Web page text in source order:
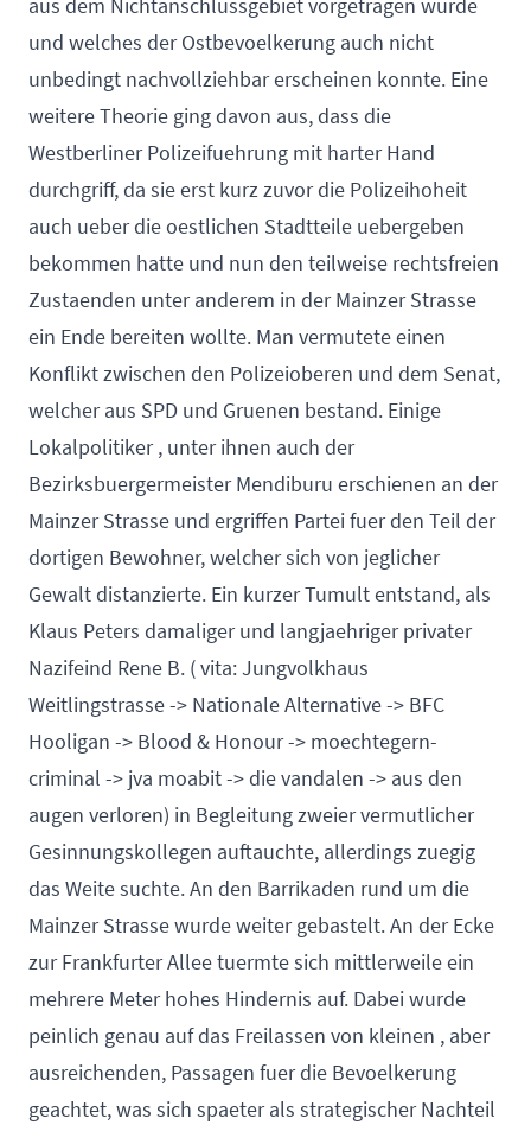
und welches der Ostbevoelkerung auch nicht
unbedingt nachvollziehbar erscheinen konnte. Eine
weitere Theorie ging davon aus, dass die
Westberliner Polizeifuehrung mit harter Hand
durchgriff, da sie erst kurz zuvor die Polizeihoheit
auch ueber die oestlichen Stadtteile uebergeben
bekommen hatte und nun den teilweise rechtsfreien
Zustaenden unter anderem in der Mainzer Strasse
ein Ende bereiten wollte. Man vermutete einen
Konflikt zwischen den Polizeioberen und dem Senat,
welcher aus SPD und Gruenen bestand. Einige
Lokalpolitiker , unter ihnen auch der
Bezirksbuergermeister Mendiburu erschienen an der
Mainzer Strasse und ergriffen Partei fuer den Teil der
dortigen Bewohner, welcher sich von jeglicher
Gewalt distanzierte. Ein kurzer Tumult entstand, als
Klaus Peters damaliger und langjaehriger privater
Nazifeind Rene B. ( vita: Jungvolkhaus
Weitlingstrasse -> Nationale Alternative -> BFC
Hooligan -> Blood & Honour -> moechtegern-
criminal -> jva moabit -> die vandalen -> aus den
augen verloren) in Begleitung zweier vermutlicher
Gesinnungskollegen auftauchte, allerdings zuegig
das Weite suchte. An den Barrikaden rund um die
Mainzer Strasse wurde weiter gebastelt. An der Ecke
zur Frankfurter Allee tuermte sich mittlerweile ein
mehrere Meter hohes Hindernis auf. Dabei wurde
peinlich genau auf das Freilassen von kleinen , aber
ausreichenden, Passagen fuer die Bevoelkerung
geachtet, was sich spaeter als strategischer Nachteil